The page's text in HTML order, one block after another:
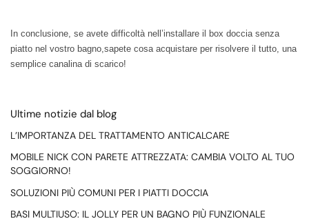
In conclusione, se avete difficoltà nell’installare il box doccia senza
piatto nel vostro bagno,sapete cosa acquistare per risolvere il tutto, una
semplice canalina di scarico!
Ultime notizie dal blog
L’IMPORTANZA DEL TRATTAMENTO ANTICALCARE
MOBILE NICK CON PARETE ATTREZZATA: CAMBIA VOLTO AL TUO
SOGGIORNO!
SOLUZIONI PIÙ COMUNI PER I PIATTI DOCCIA
BASI MULTIUSO: IL JOLLY PER UN BAGNO PIÙ FUNZIONALE